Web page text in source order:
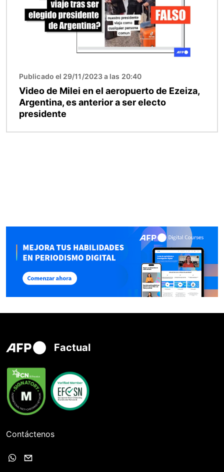
Publicado el 29/11/2023 a las 20:40
Video de Milei en el aeropuerto de Ezeiza,
Argentina, es anterior a ser electo
presidente
Factual
Contáctenos